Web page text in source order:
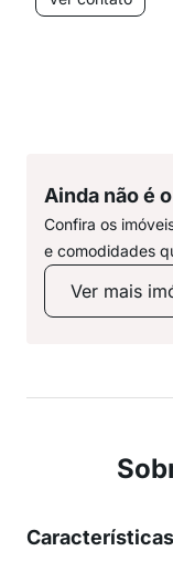
Ainda não é
Confira os
e comodidades
Ver mais